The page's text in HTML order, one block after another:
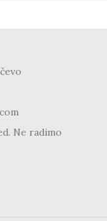
Ne radimo